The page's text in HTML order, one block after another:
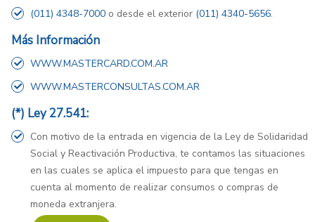
(011) 4348-7000 o desde el exterior (011) 4340-5656.
Más Información
WWW.MASTERCARD.COM.AR
WWW.MASTERCONSULTAS.COM.AR
(*) Ley 27.541:
Con motivo de la entrada en vigencia de la Ley de Solidaridad
Social y Reactivación Productiva, te contamos las situaciones
en las cuales se aplica el impuesto para que tengas en
cuenta al momento de realizar consumos o compras de
moneda extranjera.